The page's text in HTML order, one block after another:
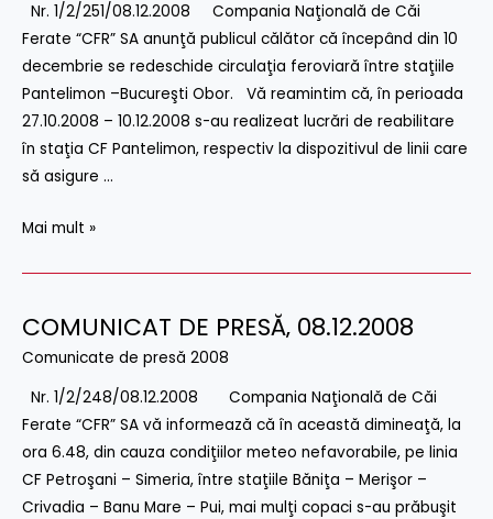
Nr. 1/2/251/08.12.2008 Compania Naţională de Căi
Ferate “CFR” SA anunţă publicul călător că începând din 10
decembrie se redeschide circulaţia feroviară între staţiile
Pantelimon –Bucureşti Obor. Vă reamintim că, în perioada
27.10.2008 – 10.12.2008 s-au realizeat lucrări de reabilitare
în staţia CF Pantelimon, respectiv la dispozitivul de linii care
să asigure …
08.12.2008
Mai mult »
COMUNICAT DE PRESĂ‚ 08.12.2008
Comunicate de presă 2008
Nr. 1/2/248/08.12.2008 Compania Naţională de Căi
Ferate “CFR” SA vă informează că în această dimineaţă, la
ora 6.48, din cauza condiţiilor meteo nefavorabile, pe linia
CF Petroşani – Simeria, între staţiile Băniţa – Merişor –
Crivadia – Banu Mare – Pui, mai mulţi copaci s-au prăbuşit
COMUNICAT
DE
08.12.2008